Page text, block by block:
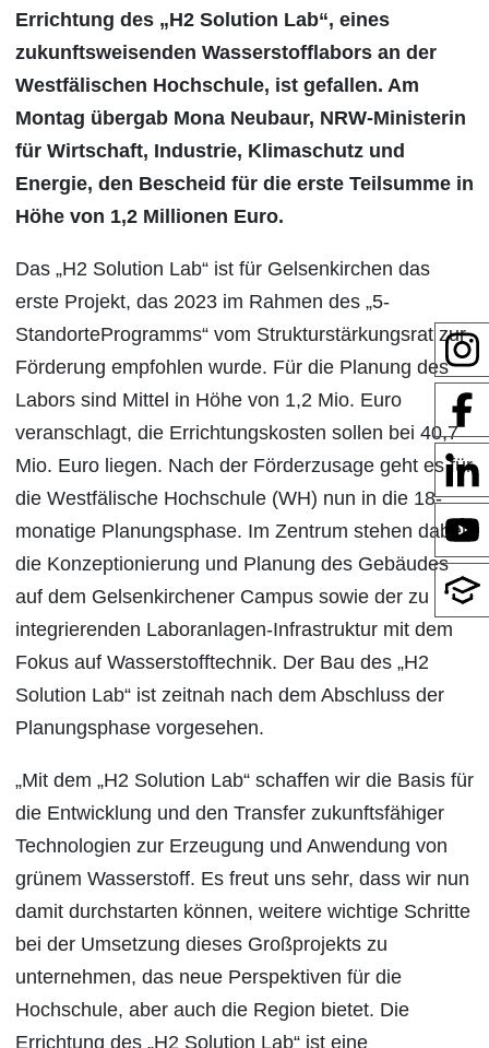
Errichtung des „H2 Solution Lab“, eines
zukunftsweisenden Wasserstofflabors an der
Westfälischen Hochschule, ist gefallen. Am
Montag übergab Mona Neubaur, NRW-Ministerin
für Wirtschaft, Industrie, Klimaschutz und
Energie, den Bescheid für die erste Teilsumme in
Höhe von 1,2 Millionen Euro.
Das „H2 Solution Lab“ ist für Gelsenkirchen das
erste Projekt, das 2023 im Rahmen des „5-
StandorteProgramms“ vom Strukturstärkungsrat zur
Förderung empfohlen wurde. Für die Planung des
Labors sind Mittel in Höhe von 1,2 Mio. Euro
veranschlagt, die Errichtungskosten sollen bei 40,7
Mio. Euro liegen. Nach der Förderzusage geht es für
die Westfälische Hochschule (WH) nun in die 18-
monatige Planungsphase. Im Zentrum stehen dabei
die Konzeptionierung und Planung des Gebäudes
auf dem Gelsenkirchener Campus sowie der zu
integrierenden Laboranlagen-Infrastruktur mit dem
Fokus auf Wasserstofftechnik. Der Bau des „H2
Solution Lab“ ist zeitnah nach dem Abschluss der
Planungsphase vorgesehen.
„Mit dem „H2 Solution Lab“ schaffen wir die Basis für
die Entwicklung und den Transfer zukunftsfähiger
Technologien zur Erzeugung und Anwendung von
grünem Wasserstoff. Es freut uns sehr, dass wir nun
damit durchstarten können, weitere wichtige Schritte
bei der Umsetzung dieses Großprojekts zu
unternehmen, das neue Perspektiven für die
Hochschule, aber auch die Region bietet. Die
Errichtung des „H2 Solution Lab“ ist eine